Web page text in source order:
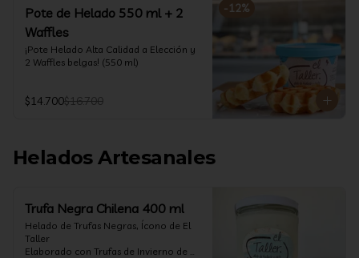
-12%
Pote de Helado 550 ml + 2
Waffles
¡Pote Helado Alta Calidad a Elección y
2 Waffles belgas! (550 ml)
$14.700$16.700
Helados Artesanales
Trufa Negra Chilena 400 ml
Helado de Trufas Negras, Ícono de El
Taller
Elaborado con Trufas de Invierno de